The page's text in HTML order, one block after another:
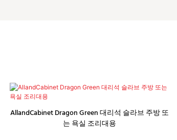
AllandCabinet Dragon Green 대리석 슬라브 주방 또
는 욕실 조리대용